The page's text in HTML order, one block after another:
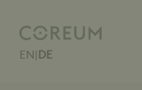
EN|DE